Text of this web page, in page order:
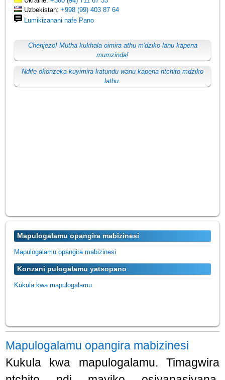
Uzbekistan:+998 (99) 403 87 64
Lumikizanani nafe Pano
Chenjezo! Mutha kukhala oimira athu m'dziko lanu kapena
mumzinda!
Ndife okonzeka kuyimira katundu wanu kapena ntchito mdziko
lathu.
Mapulogalamu opangira mabizinesi
Mapulogalamu opangira mabizinesi
Konzani pulogalamu yatsopano
Kukula kwa mapulogalamu
Mapulogalamu opangira mabizinesi
Kukula kwa mapulogalamu. Timagwira